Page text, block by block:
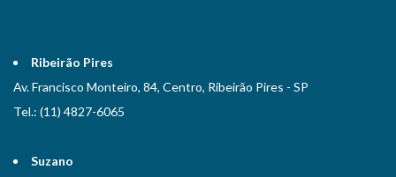
Ribeirão Pires
Av. Francisco Monteiro, 84, Centro, Ribeirão Pires - SP
Tel.: (11) 4827-6065
Suzano